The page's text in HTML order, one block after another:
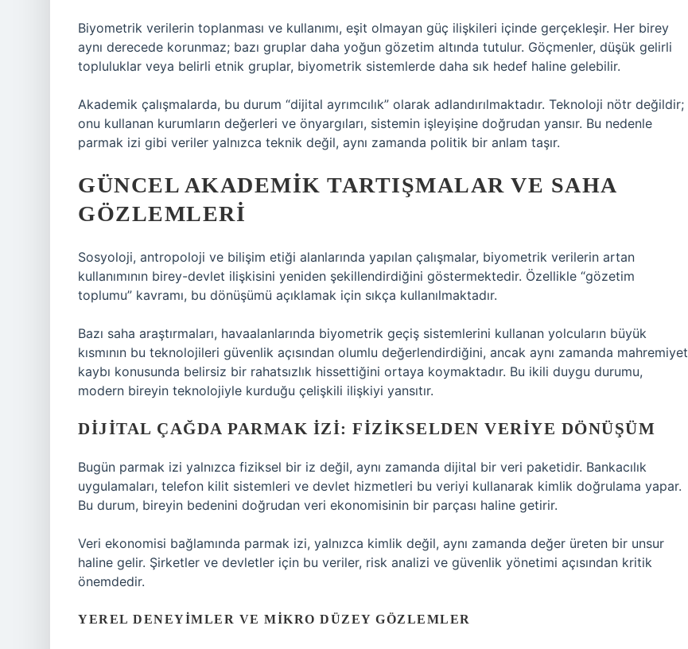
Biyometrik verilerin toplanması ve kullanımı, eşit olmayan güç ilişkileri içinde gerçekleşir. Her birey
aynı derecede korunmaz; bazı gruplar daha yoğun gözetim altında tutulur. Göçmenler, düşük gelirli
topluluklar veya belirli etnik gruplar, biyometrik sistemlerde daha sık hedef haline gelebilir.
Akademik çalışmalarda, bu durum “dijital ayrımcılık” olarak adlandırılmaktadır. Teknoloji nötr değildir;
onu kullanan kurumların değerleri ve önyargıları, sistemin işleyişine doğrudan yansır. Bu nedenle
parmak izi gibi veriler yalnızca teknik değil, aynı zamanda politik bir anlam taşır.
GÜNCEL AKADEMIK TARTIŞMALAR VE SAHA
GÖZLEMLERI
Sosyoloji, antropoloji ve bilişim etiği alanlarında yapılan çalışmalar, biyometrik verilerin artan
kullanımının birey-devlet ilişkisini yeniden şekillendirdiğini göstermektedir. Özellikle “gözetim
toplumu” kavramı, bu dönüşümü açıklamak için sıkça kullanılmaktadır.
Bazı saha araştırmaları, havaalanlarında biyometrik geçiş sistemlerini kullanan yolcuların büyük
kısmının bu teknolojileri güvenlik açısından olumlu değerlendirdiğini, ancak aynı zamanda mahremiyet
kaybı konusunda belirsiz bir rahatsızlık hissettiğini ortaya koymaktadır. Bu ikili duygu durumu,
modern bireyin teknolojiyle kurduğu çelişkili ilişkiyi yansıtır.
DIJITAL ÇAĞDA PARMAK IZI: FIZIKSELDEN VERIYE DÖNÜŞÜM
Bugün parmak izi yalnızca fiziksel bir iz değil, aynı zamanda dijital bir veri paketidir. Bankacılık
uygulamaları, telefon kilit sistemleri ve devlet hizmetleri bu veriyi kullanarak kimlik doğrulama yapar.
Bu durum, bireyin bedenini doğrudan veri ekonomisinin bir parçası haline getirir.
Veri ekonomisi bağlamında parmak izi, yalnızca kimlik değil, aynı zamanda değer üreten bir unsur
haline gelir. Şirketler ve devletler için bu veriler, risk analizi ve güvenlik yönetimi açısından kritik
önemdedir.
YEREL DENEYIMLER VE MIKRO DÜZEY GÖZLEMLER